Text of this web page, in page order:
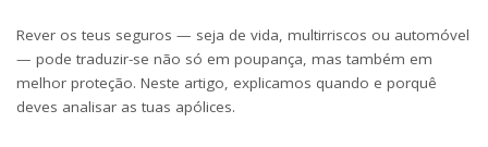
Rever os teus seguros — seja de vida, multirriscos ou automóvel
— pode traduzir-se não só em poupança, mas também em
melhor proteção. Neste artigo, explicamos quando e porquê
deves analisar as tuas apólices.